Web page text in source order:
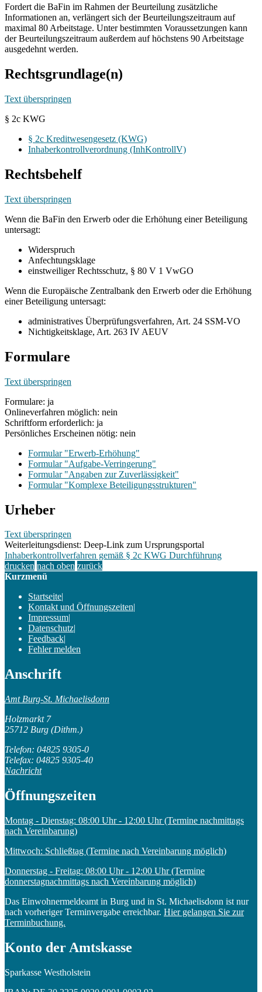
Fordert die BaFin im Rahmen der Beurteilung zusätzliche
Informationen an, verlängert sich der Beurteilungszeitraum auf
maximal 80 Arbeitstage. Unter bestimmten Voraussetzungen kann
der Beurteilungszeitraum außerdem auf höchstens 90 Arbeitstage
ausgedehnt werden.
Rechtsgrundlage(n)
Text überspringen
§ 2c KWG
§ 2c Kreditwesengesetz (KWG)
Inhaberkontrollverordnung (InhKontrollV)
Rechtsbehelf
Text überspringen
Wenn die BaFin den Erwerb oder die Erhöhung einer Beteiligung
untersagt:
Widerspruch
Anfechtungsklage
einstweiliger Rechtsschutz, § 80 V 1 VwGO
Wenn die Europäische Zentralbank den Erwerb oder die Erhöhung
einer Beteiligung untersagt:
administratives Überprüfungsverfahren, Art. 24 SSM-VO
Nichtigkeitsklage, Art. 263 IV AEUV
Formulare
Text überspringen
Formulare: ja
Onlineverfahren möglich: nein
Schriftform erforderlich: ja
Persönliches Erscheinen nötig: nein
Formular "Erwerb-Erhöhung"
Formular "Aufgabe-Verringerung"
Formular "Angaben zur Zuverlässigkeit"
Formular "Komplexe Beteiligungsstrukturen"
Urheber
Text überspringen
Weiterleitungsdienst: Deep-Link zum Ursprungsportal
Inhaberkontrollverfahren gemäß § 2c KWG Durchführung
drucken nach oben zurück
Kurzmenü
Startseite|
Kontakt und Öffnungszeiten|
Impressum|
Datenschutz|
Feedback|
Fehler melden
Anschrift
Amt Burg-St. Michaelisdonn
Holzmarkt 7
25712 Burg (Dithm.)
Telefon: 04825 9305-0
Telefax: 04825 9305-40
Nachricht
Öffnungszeiten
Montag - Dienstag: 08:00 Uhr - 12:00 Uhr (Termine nachmittags
nach Vereinbarung)
Mittwoch: Schließtag (Termine nach Vereinbarung möglich)
Donnerstag - Freitag: 08:00 Uhr - 12:00 Uhr (Termine
donnerstagnachmittags nach Vereinbarung möglich)
Das Einwohnermeldeamt in Burg und in St. Michaelisdonn ist nur
nach vorheriger Terminvergabe erreichbar. Hier gelangen Sie zur
Terminbuchung.
Konto der Amtskasse
Sparkasse Westholstein